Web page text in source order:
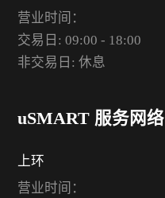
营业时间：
交易日: 09:00 - 18:00
非交易日: 休息
uSMART 服务网络
上环
营业时间：